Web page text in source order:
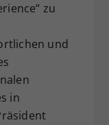
zu
und
in